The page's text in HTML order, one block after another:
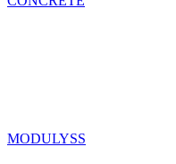
MODULYSS